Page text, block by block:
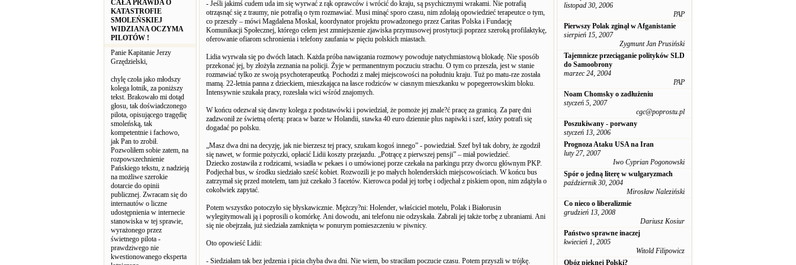
CAŁA PRAWDA O
KATASTROFIE
SMOLEŃSKIEJ
WIDZIANA OCZYMA
PILOTÓW !
Panie Kapitanie Jerzy
Grzędzielski,
chylę czoła jako młodszy
kolega lotnik, za poniższy
tekst. Brakowało mi dotąd
głosu, tak doświadczonego
pilota, opisującego tragędię
smoleńską, tak
kompetentnie i fachowo,
jak Pan to zrobił.
Pozwoliłem sobie zatem, na
rozpowszechnienie
Pańskiego tekstu, z nadzieją
na możliwe szerokie
dotarcie do opinii
publicznej. Zwracam się do
internautów o liczne
udostępnienia w internecie
stanowiska w tej sprawie,
wyrażonego przez
świetnego pilota -
prawdziwego nie
kwestionowanego eksperta
- Jeśli jakimś cudem uda im się wyrwać z rąk oprawców i wrócić do kraju, są psychicznymi wrakami. Nie potrafią
otrząsnąć się z traumy, nie potrafią o tym rozmawiać. Musi minąć sporo czasu, nim zdołają opowiedzieć terapeutce o tym,
co przeszły – mówi Magdalena Moskal, koordynator projektu prowadzonego przez Caritas Polska i Fundację
Komunikacji Społecznej, którego celem jest zmniejszenie zjawiska przymusowej prostytucji poprzez szeroką profilaktykę,
oferowanie ofiarom schronienia i telefony zaufania w pięciu polskich miastach.
Lidia wyrwała się po dwóch latach. Każda próba nawiązania rozmowy powoduje natychmiastową blokadę. Nie sposób
przekonać jej, by złożyła zeznania na policji. Żyje w permanentnym poczuciu strachu. O tym co przeszła, jest w stanie
rozmawiać tylko ze swoją psychoterapeutką. Pochodzi z małej miejscowości na południu kraju. Tuż po matu-rze została
mamą. 22-letnia panna z dzieckiem, mieszkająca na łasce rodziców w ciasnym mieszkanku w popegeerowskim bloku.
Intensywnie szukała pracy, rozesłała wici wśród znajomych.
W końcu odezwał się dawny kolega z podstawówki i powiedział, że pomoże jej znale?ć pracę za granicą. Za parę dni
zadzwonił ze świetną ofertą: praca w barze w Holandii, stawka 40 euro dziennie plus napiwki i szef, który potrafi się
dogadać po polsku.
„Masz dwa dni na decyzję, jak nie bierzesz tej pracy, szukam kogoś innego” - powiedział. Szef był tak dobry, że zgodził
się nawet, w formie pożyczki, opłacić Lidii koszty przejazdu. „Potrącę z pierwszej pensji” – miał powiedzieć.
Dziecko zostawiła z rodzicami, wsiadła w pekaes i o umówionej porze czekała na parkingu przy dworcu głównym PKP.
Podjechał bus, w środku siedziało sześć kobiet. Rozwozili je po małych holenderskich miejscowościach. W końcu bus
zatrzymał się przed motelem, tam już czekało 3 facetów. Kierowca podał jej torbę i odjechał z piskiem opon, nim zdążyła o
cokolwiek zapytać.
Potem wszystko potoczyło się błyskawicznie. Mężczy?ni: Holender, właściciel motelu, Polak i Białorusin
wylegitymowali ją i poprosili o komórkę. Ani dowodu, ani telefonu nie odzyskała. Zabrali jej także torbę z ubraniami. Ani
się nie obejrzała, już siedziała zamknięta w ponurym pomieszczeniu w piwnicy.
Oto opowieść Lidii:
- Siedziałam tak bez jedzenia i picia chyba dwa dni. Nie wiem, bo straciłam poczucie czasu. Potem przyszli w trójkę.
listopad 30, 2006
PAP
Pierwszy Polak zginął w Afganistanie
sierpień 15, 2007
Zygmunt Jan Prusiński
Tajemnicze przeciąganie polityków SLD
do Samoobrony
marzec 24, 2004
PAP
Noam Chomsky o zadłużeniu
styczeń 5, 2007
cgc@poprostu.pl
Poszukiwany - porwany
styczeń 13, 2006
Prognoza Ataku USA na Iran
luty 27, 2007
Iwo Cyprian Pogonowski
Spór o jedną literę w wulgaryzmach
październik 30, 2004
Mirosław Naleziński
Co nieco o liberalizmie
grudzień 13, 2008
Dariusz Kosiur
Państwo sprawne inaczej
kwiecień 1, 2005
Witold Filipowicz
Obóz pięknej Polski?